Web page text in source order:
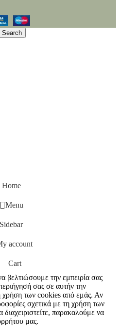
Search
Home
Menu
Sidebar
account
Cart
βελτιώσουμε την εμπειρία σας
σας σε αυτήν την
χρήση των cookies από εμάς. Αν
σχετικά με τη χρήση των
παρακαλούμε να
μας.